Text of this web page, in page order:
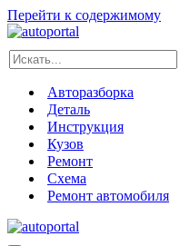
Перейти к содержимому
Искать...
Авторазборка
Деталь
Инструкция
Кузов
Ремонт
Схема
Ремонт автомобиля